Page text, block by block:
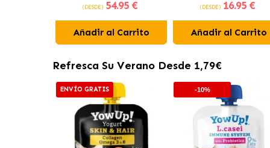
Esterilizados con Pollo
(DESDE) 54.95 €
Añadir al Carrito
para Gatos con Buey y
(DESDE) 16.95 €
Añadir al Carrito
Refresca Su Verano Desde 1,79€
ENVÍO GRATIS -10%